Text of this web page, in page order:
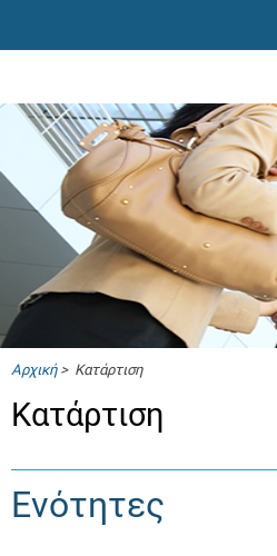
Αρχική> Κατάρτιση
Κατάρτιση
Ενότητες